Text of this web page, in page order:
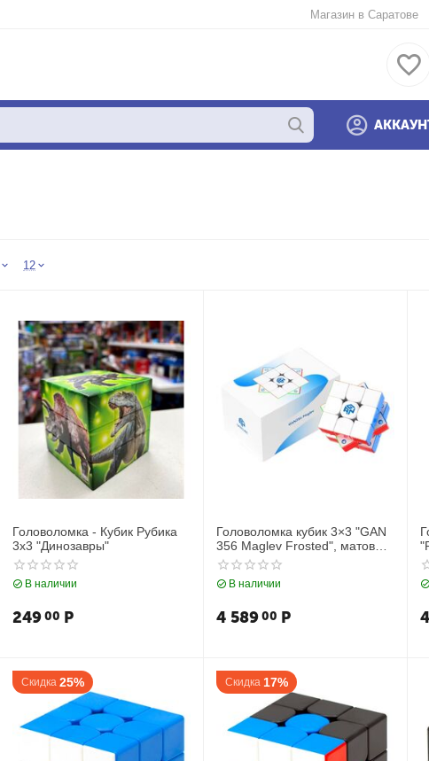
Магазин в Саратове
12
Головоломка - Кубик Рубика
3x3 "Динозавры"
В наличии
24900 Р
Головоломка кубик 3×3 "GAN
356 Maglev Frosted", матовый
без наклеек
В наличии
4 58900 Р
Скидка 25% Скидка 17%